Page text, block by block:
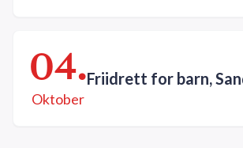
04.
Oktober
Friidrett for barn,